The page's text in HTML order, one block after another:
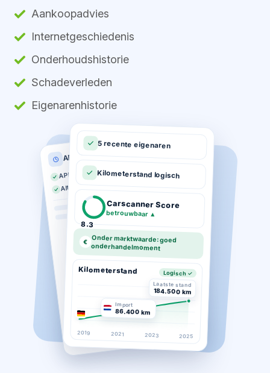
Aankoopadvies
Internetgeschiedenis
Onderhoudshistorie
Schadeverleden
Eigenarenhistorie
APK historie
APK geldig tot 03-2026
Altijd op tijd gekeurd
5 recente eigenaren
Kilometerstand logisch
8.3
Carscanner Score
betrouwbaar ▲
€ Onder marktwaarde: goed
onderhandelmoment
Kilometerstand Logisch ✓
Laatste stand
184.500 km
Import
86.400 km
2019 2021 2023 2025